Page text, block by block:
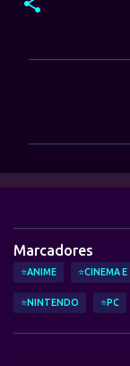
n
r
i
o
s
Marcadores
⭐ANIME ⭐CINEMA
⭐NINTENDO ⭐PC